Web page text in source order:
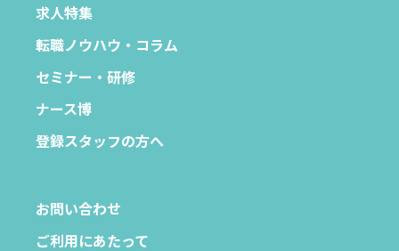
求人特集
転職ノウハウ・コラム
セミナー・研修
ナース博
登録スタッフの方へ
お問い合わせ
ご利用にあたって